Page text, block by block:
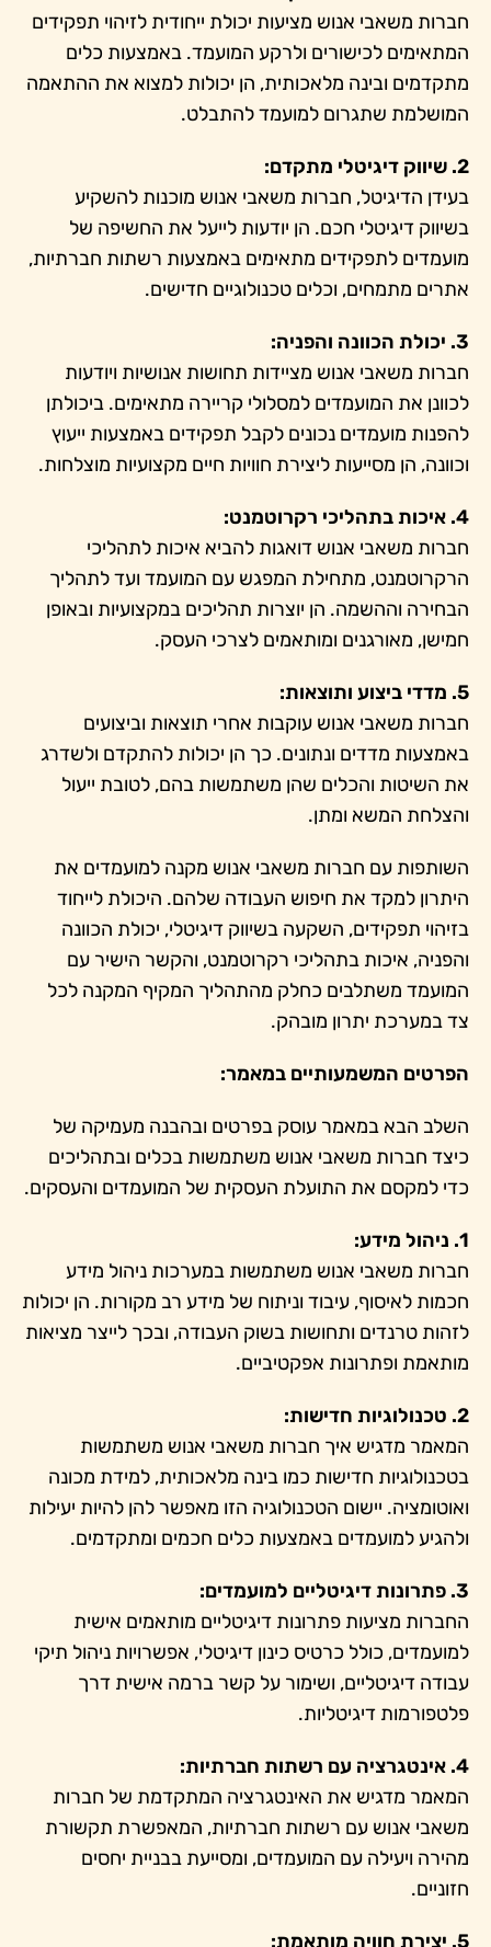
חברות משאבי אנוש מציעות יכולת ייחודית לזיהוי תפקידים
המתאימים לכישורים ולרקע המועמד. באמצעות כלים
מתקדמים ובינה מלאכותית, הן יכולות למצוא את ההתאמה
המושלמת שתגרום למועמד להתבלט.
2. שיווק דיגיטלי מתקדם:
בעידן הדיגיטל, חברות משאבי אנוש מוכנות להשקיע
בשיווק דיגיטלי חכם. הן יודעות לייעל את החשיפה של
מועמדים לתפקידים מתאימים באמצעות רשתות חברתיות,
אתרים מתמחים, וכלים טכנולוגיים חדישים.
3. יכולת הכוונה והפניה:
חברות משאבי אנוש מציידות תחושות אנושיות ויודעות
לכוונן את המועמדים למסלולי קריירה מתאימים. ביכולתן
להפנות מועמדים נכונים לקבל תפקידים באמצעות ייעוץ
וכוונה, הן מסייעות ליצירת חוויות חיים מקצועיות מוצלחות.
4. איכות בתהליכי רקרוטמנט:
חברות משאבי אנוש דואגות להביא איכות לתהליכי
הרקרוטמנט, מתחילת המפגש עם המועמד ועד לתהליך
הבחירה וההשמה. הן יוצרות תהליכים במקצועיות ובאופן
חמישן, מאורגנים ומותאמים לצרכי העסק.
5. מדדי ביצוע ותוצאות:
חברות משאבי אנוש עוקבות אחרי תוצאות וביצועים
באמצעות מדדים ונתונים. כך הן יכולות להתקדם ולשדרג
את השיטות והכלים שהן משתמשות בהם, לטובת ייעול
והצלחת המשא ומתן.
השותפות עם חברות משאבי אנוש מקנה למועמדים את
היתרון למקד את חיפוש העבודה שלהם. היכולת לייחוד
בזיהוי תפקידים, השקעה בשיווק דיגיטלי, יכולת הכוונה
והפניה, איכות בתהליכי רקרוטמנט, והקשר הישיר עם
המועמד משתלבים כחלק מהתהליך המקיף המקנה לכל
צד במערכת יתרון מובהק.
הפרטים המשמעותיים במאמר:
השלב הבא במאמר עוסק בפרטים ובהבנה מעמיקה של
כיצד חברות משאבי אנוש משתמשות בכלים ובתהליכים
כדי למקסם את התועלת העסקית של המועמדים והעסקים.
1. ניהול מידע:
חברות משאבי אנוש משתמשות במערכות ניהול מידע
חכמות לאיסוף, עיבוד וניתוח של מידע רב מקורות. הן יכולות
לזהות טרנדים ותחושות בשוק העבודה, ובכך לייצר מציאות
מותאמת ופתרונות אפקטיביים.
2. טכנולוגיות חדישות:
המאמר מדגיש איך חברות משאבי אנוש משתמשות
בטכנולוגיות חדישות כמו בינה מלאכותית, למידת מכונה
ואוטומציה. יישום הטכנולוגיה הזו מאפשר להן להיות יעילות
ולהגיע למועמדים באמצעות כלים חכמים ומתקדמים.
3. פתרונות דיגיטליים למועמדים:
החברות מציעות פתרונות דיגיטליים מותאמים אישית
למועמדים, כולל כרטיס כינון דיגיטלי, אפשרויות ניהול תיקי
עבודה דיגיטליים, ושימור על קשר ברמה אישית דרך
פלטפורמות דיגיטליות.
4. אינטגרציה עם רשתות חברתיות:
המאמר מדגיש את האינטגרציה המתקדמת של חברות
משאבי אנוש עם רשתות חברתיות, המאפשרת תקשורת
מהירה ויעילה עם המועמדים, ומסייעת בבניית יחסים
חזוניים.
5. יצירת חוויה מותאמת: